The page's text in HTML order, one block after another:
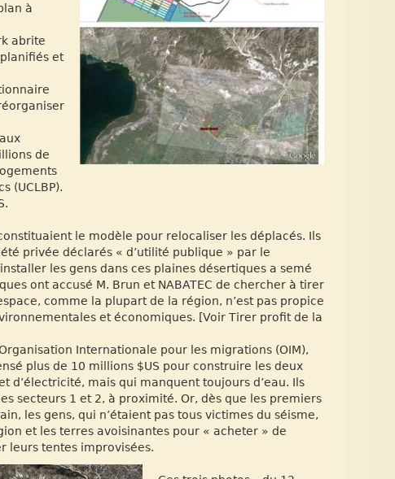
à
abrite
et
de
(UCLBP).
le modèle pour relocaliser les déplacés. Ils
privée déclarés « d’utilité publique » par le
les gens dans ces plaines désertiques a semé
ont accusé M. Brun et NABATEC de chercher à tirer
comme la plupart de la région, n’est pas propice
et économiques. [Voir Tirer profit de la
Internationale pour les migrations (OIM),
plus de 10 millions $US pour construire les deux
d’électricité, mais qui manquent toujours d’eau. Ils
secteurs 1 et 2, à proximité. Or, dès que les premiers
les gens, qui n’étaient pas tous victimes du séisme,
et les terres avoisinantes pour « acheter » de
leurs tentes improvisées.